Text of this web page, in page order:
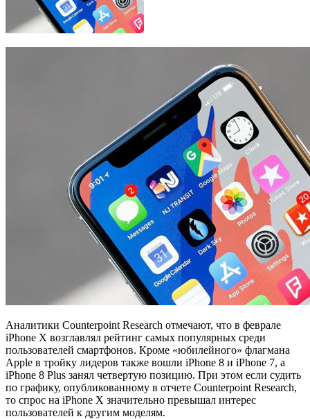
Аналитики Counterpoint Research отмечают, что в феврале
iPhone X возглавлял рейтинг самых популярных среди
пользователей смартфонов. Кроме «юбилейного» флагмана
Apple в тройку лидеров также вошли iPhone 8 и iPhone 7, а
iPhone 8 Plus занял четвертую позицию. При этом если судить
по графику, опубликованному в отчете Counterpoint Research,
то спрос на iPhone X значительно превышал интерес
пользователей к другим моделям.